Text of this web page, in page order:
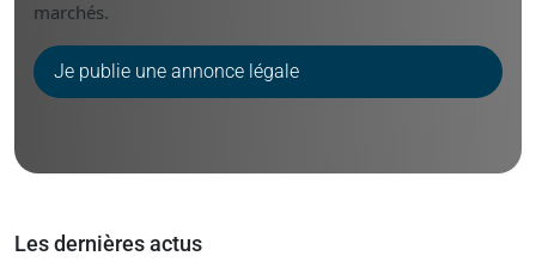
marchés.
Je publie une annonce légale
Les dernières actus